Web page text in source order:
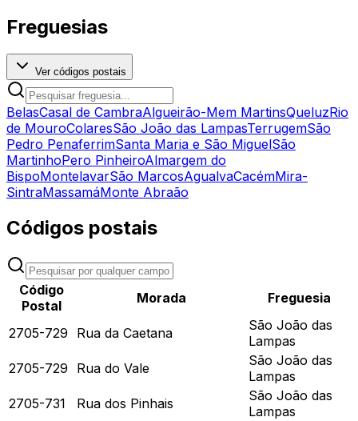
Freguesias
Ver códigos postais
BelasCasal de CambraAlgueirão-Mem MartinsQueluzRio
de MouroColaresSão João das LampasTerrugemSão
Pedro PenaferrimSanta Maria e São MiguelSão
MartinhoPero PinheiroAlmargem do
BispoMontelavarSão MarcosAgualvaCacémMira-
SintraMassamáMonte Abraão
Códigos postais
Código
Postal
Morada Freguesia
2705-729 Rua da Caetana
São João das
Lampas
2705-729
Rua do Vale
São João das
Lampas
2705-731
Rua dos Pinhais
São João das
Lampas